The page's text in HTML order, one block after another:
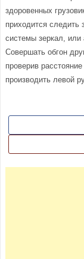
здоровенных
приходится
системы зеркал, или
Совершать обгон
проверив
производить левой